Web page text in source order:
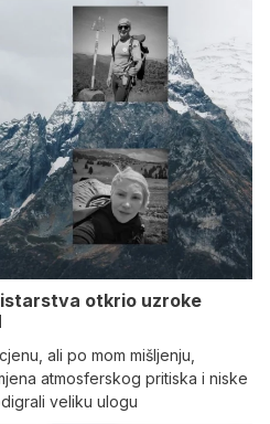
otkrio uzroke
ali po mom mišljenju,
atmosferskog pritiska i niske
veliku ulogu